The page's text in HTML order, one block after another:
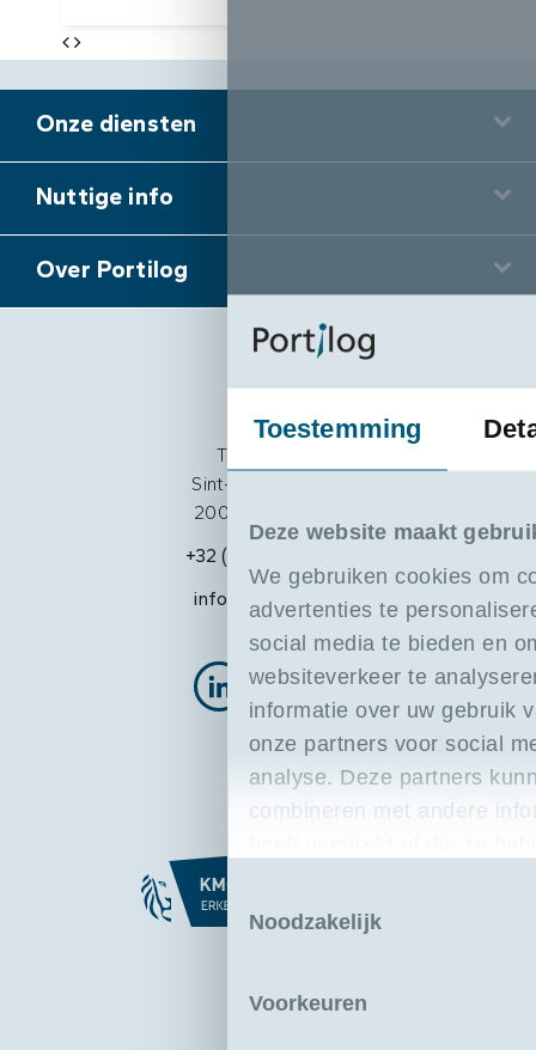
Toestemming
Deze website maakt
We gebruiken cookies om
advertenties te
social media te bieden en
websiteverkeer te
informatie over uw gebruik
onze partners voor social
analyse. Deze partners
combineren met andere
Toestemmingsselectie
Noodzakelijk
Voorkeuren
Onze diensten
Nuttige info
Over Portilog
The Beacon
Sint-Pietersvliet 7
2000 Antwerpen
+32 (0)3 205 18 88
info@portilog.be